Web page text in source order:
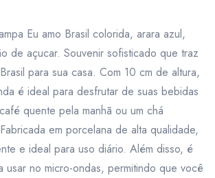
Eu amo Brasil colorida, arara azul,
de açucar. Souvenir sofisticado que traz
para sua casa. Com 10 cm de altura,
é ideal para desfrutar de suas bebidas
quente pela manhã ou um chá
em porcelana de alta qualidade,
e ideal para uso diário. Além disso, é
usar no micro-ondas, permitindo que você